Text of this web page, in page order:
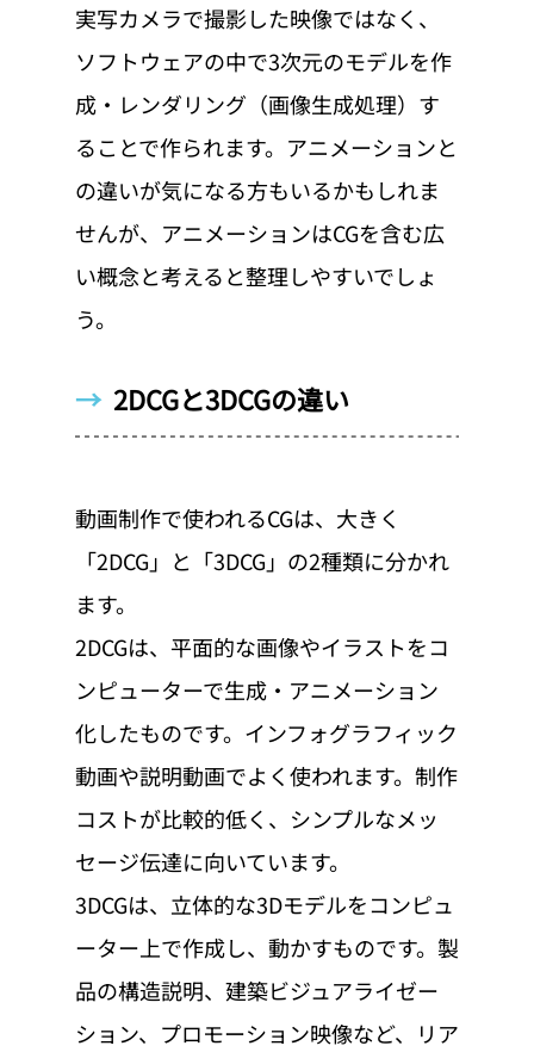
実写カメラで撮影した映像ではなく、
ソフトウェアの中で3次元のモデルを作
成・レンダリング（画像生成処理）す
ることで作られます。アニメーションと
の違いが気になる方もいるかもしれま
せんが、アニメーションはCGを含む広
い概念と考えると整理しやすいでしょ
う。
→ 2DCGと3DCGの違い
動画制作で使われるCGは、大きく
「2DCG」と「3DCG」の2種類に分かれ
ます。
2DCGは、平面的な画像やイラストをコ
ンピューターで生成・アニメーション
化したものです。インフォグラフィック
動画や説明動画でよく使われます。制作
コストが比較的低く、シンプルなメッ
セージ伝達に向いています。
3DCGは、立体的な3Dモデルをコンピュ
ーター上で作成し、動かすものです。製
品の構造説明、建築ビジュアライゼー
ション、プロモーション映像など、リア